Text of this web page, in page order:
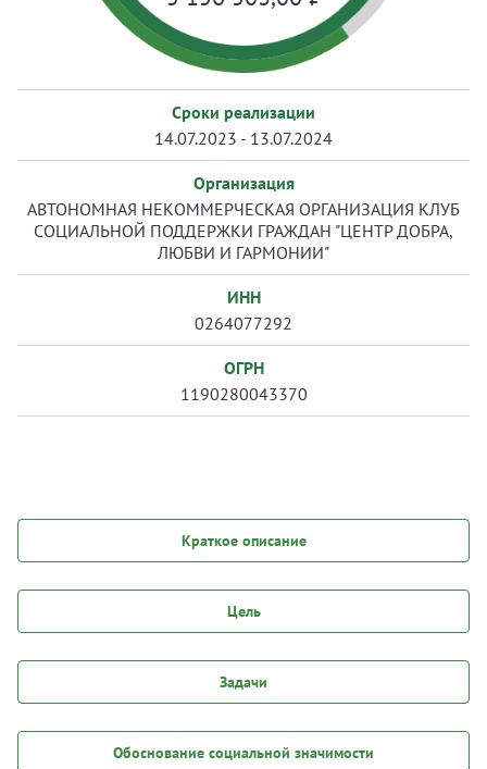
Сроки реализации
14.07.2023 - 13.07.2024
Организация
АВТОНОМНАЯ НЕКОММЕРЧЕСКАЯ ОРГАНИЗАЦИЯ КЛУБ
СОЦИАЛЬНОЙ ПОДДЕРЖКИ ГРАЖДАН "ЦЕНТР ДОБРА,
ЛЮБВИ И ГАРМОНИИ"
ИНН
0264077292
ОГРН
1190280043370
Краткое описание
Цель
Задачи
Обоснование социальной значимости